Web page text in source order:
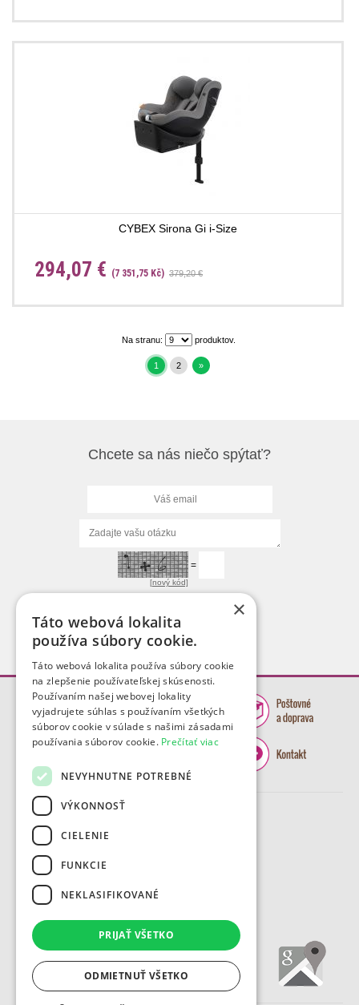
CYBEX Sirona Gi i-Size
294,07 € (7 351,75 Kč) 379,20 €
Na stranu: produktov.
1 2 »
Chcete sa nás niečo spýtať?
[nový kód]
=
×
Táto webová lokalita
používa súbory cookie.
Táto webová lokalita používa súbory cookie
na zlepšenie používateľskej skúsenosti.
Používaním našej webovej lokality
vyjadrujete súhlas s používaním všetkých
súborov cookie v súlade s našimi zásadami
používania súborov cookie. Prečítať viac
NEVYHNUTNE POTREBNÉ
VÝKONNOSŤ
CIELENIE
FUNKCIE
NEKLASIFIKOVANÉ
PRIJAŤ VŠETKO
ODMIETNUŤ VŠETKO